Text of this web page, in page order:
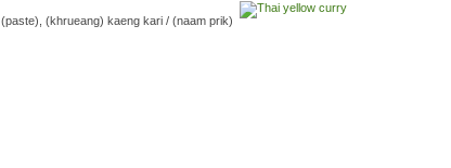
(khrueang) kaeng kari / (naam prik)